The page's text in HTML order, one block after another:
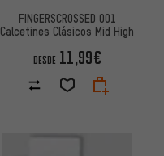
FINGERSCROSSED 001
Calcetines Clásicos Mid High
DESDE 11,99€